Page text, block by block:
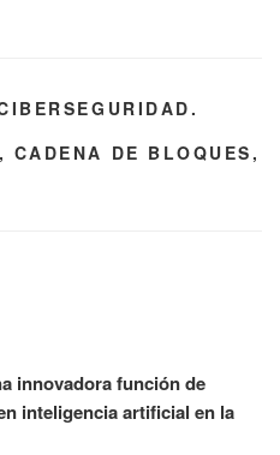
, CADENA DE BLOQUES ,
innovadora función de
inteligencia artificial en la